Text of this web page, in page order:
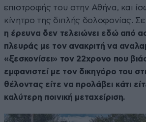
επιστροφής του στην Αθήνα, και
κίνητρο της διπλής δολοφονίας.
η έρευνα δεν τελειώνει εδώ από
πλευράς με τον ανακριτή να
«ξεσκονίσει» τον 22χρονο που
εμφανιστεί με τον δικηγόρο του
θέλοντας είτε να προλάβει κάτι
καλύτερη ποινική μεταχείριση.